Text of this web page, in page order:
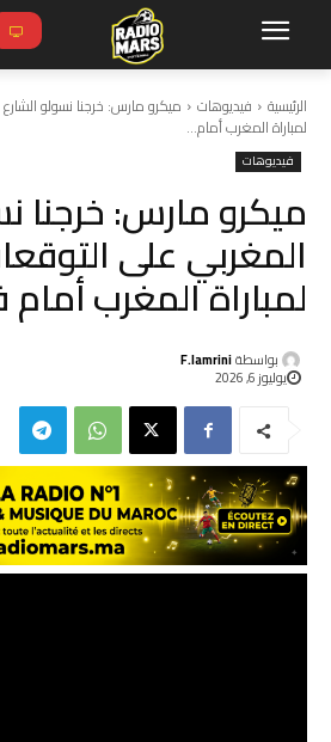
الرئيسية فيديوهات ميكرو مارس: خرجنا نسولو
لمباراة المغرب أمام...
فيديوهات
ميكرو مارس: خرجنا
المغربي على
لمباراة المغرب أمام
بواسطةF.lamrini
يوليوز 6, 2026